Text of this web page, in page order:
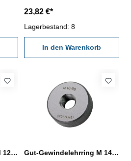
Nennmaß: M 11 x 1,5
23,82 €*
Lagerbestand: 8
In den Warenkorb
Gut-Gewindelehrring M 12 x 1,75 - 6g DIN 13
Gut-Gewindelehrring M 14 x 2 - 6g DIN 13